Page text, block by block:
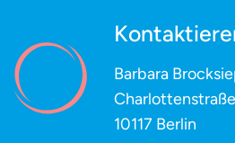
Barbara
10117 Berlin